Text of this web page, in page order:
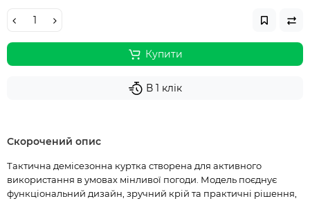
Купити
В 1 клік
Скорочений опис
Тактична демісезонна куртка створена для активного
використання в умовах мінливої погоди. Модель поєднує
функціональний дизайн, зручний крій та практичні рішення,